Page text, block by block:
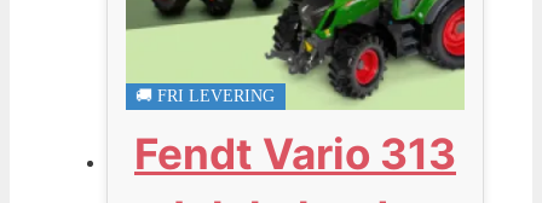
🚚 FRI LEVERING
Fendt Vario 313